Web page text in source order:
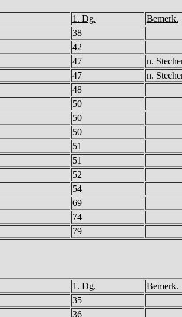
1. Dg.
Bemerk.
38
42
47
n.
47
n.
48
50
50
50
51
51
52
54
69
74
79
1. Dg.
Bemerk.
35
36